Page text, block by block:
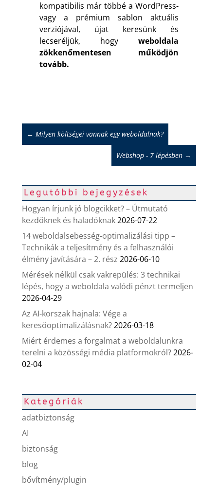
kompatibilis már többé a WordPress-
vagy a prémium sablon aktuális
verziójával, újat keresünk és
lecseréljük, hogyweboldala
zökkenőmentesen működjön
tovább.
← Milyen költségei vannak egy weboldalnak?
Webshop - 7 lépésben →
Legutóbbi bejegyzések
Hogyan írjunk jó blogcikket? – Útmutató
kezdőknek és haladóknak2026-07-22
14 weboldalsebesség-optimalizálási tipp –
Technikák a teljesítmény és a felhasználói
élmény javítására – 2. rész 2026-06-10
Mérések nélkül csak vakrepülés: 3 technikai
lépés, hogy a weboldala valódi pénzt termeljen
2026-04-29
Az AI-korszak hajnala: Vége a
keresőoptimalizálásnak?2026-03-18
Miért érdemes a forgalmat a weboldalunkra
terelni a közösségi média platformokról?2026-
02-04
Kategóriák
adatbiztonság
AI
biztonság
blog
bővítmény/plugin